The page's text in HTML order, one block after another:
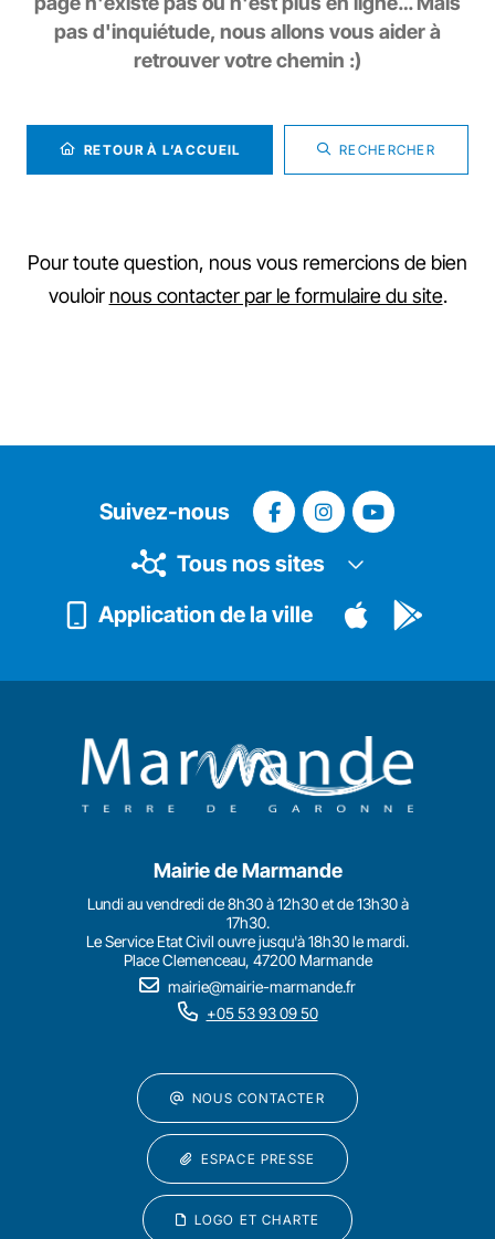
pas d'inquiétude, nous allons vous aider à
retrouver votre chemin :)
RETOUR À L’ACCUEIL RECHERCHER
Pour toute question, nous vous remercions de bien
vouloir nous contacter par le formulaire du site.
Suivez-nous
Tous nos sites
Application de la ville
Mairie de Marmande
Lundi au vendredi de 8h30 à 12h30 et de 13h30 à
17h30.
Le Service Etat Civil ouvre jusqu'à 18h30 le mardi.
Place Clemenceau, 47200 Marmande
mairie@mairie-marmande.fr
+05 53 93 09 50
NOUS CONTACTER
ESPACE PRESSE
LOGO ET CHARTE